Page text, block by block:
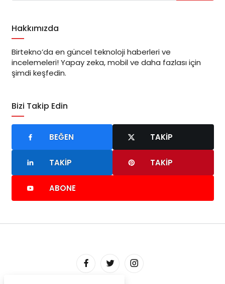
Hakkımızda
Birtekno’da en güncel teknoloji haberleri ve
incelemeleri! Yapay zeka, mobil ve daha fazlası için
şimdi keşfedin.
Bizi Takip Edin
BEĞEN TAKIP
TAKIP TAKIP
ABONE